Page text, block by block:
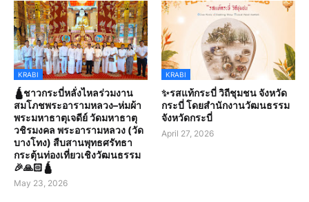
KRABI
🛕ชาวกระบี่หลั่งไหลร่วมงาน
สมโภชพระอารามหลวง–ห่มผ้า
พระมหาธาตุเจดีย์ วัดมหาธาตุ
วชิรมงคล พระอารามหลวง (วัด
บางโทง) สืบสานพุทธศรัทธา
กระตุ้นท่องเที่ยวเชิงวัฒนธรรม
🎉🙏🏻🛕
May 23, 2026
KRABI
✨รสแท้กระบี่ วิถีชุมชน จังหวัด
กระบี่ โดยสำนักงานวัฒนธรรม
จังหวัดกระบี่
April 27, 2026